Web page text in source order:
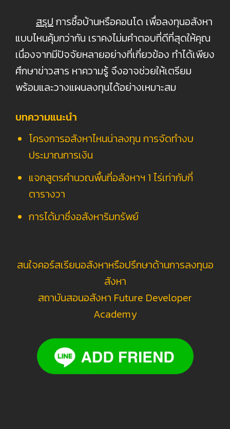
สรุป การซื้อบ้านหรือคอนโด เพื่อลงทุนอสังหา
แบบไหนคุ้มกว่ากัน เราคงไม่มคำตอบที่ดีที่สุดให้คุณ
เนื่องจากมีปัจจัยหลายอย่างที่เกี่ยวข้อง ทำได้เพียง
ศึกษาข่าวสาร หาความรู้ จึงอาจช่วยให้เตรียม
พร้อมและวางแผนลงทุนได้อย่างเหมาะสม
บทความแนะนำ
โครงการอสังหาไหนน่าลงทุน การจัดทำงบ
ประมาณการเงิน
แจกสูตรคํานวณพื้นที่อสังหาฯ 1 ไร่เท่ากับกี่
ตารางวา
การได้มาซึ่งอสังหาริมทรัพย์
สนใจคอร์สเรียนอสังหาหรือปรึกษาด้านการลงทุนอ
สังหา
สถาบันสอนอสังหา Future Developer
Academy